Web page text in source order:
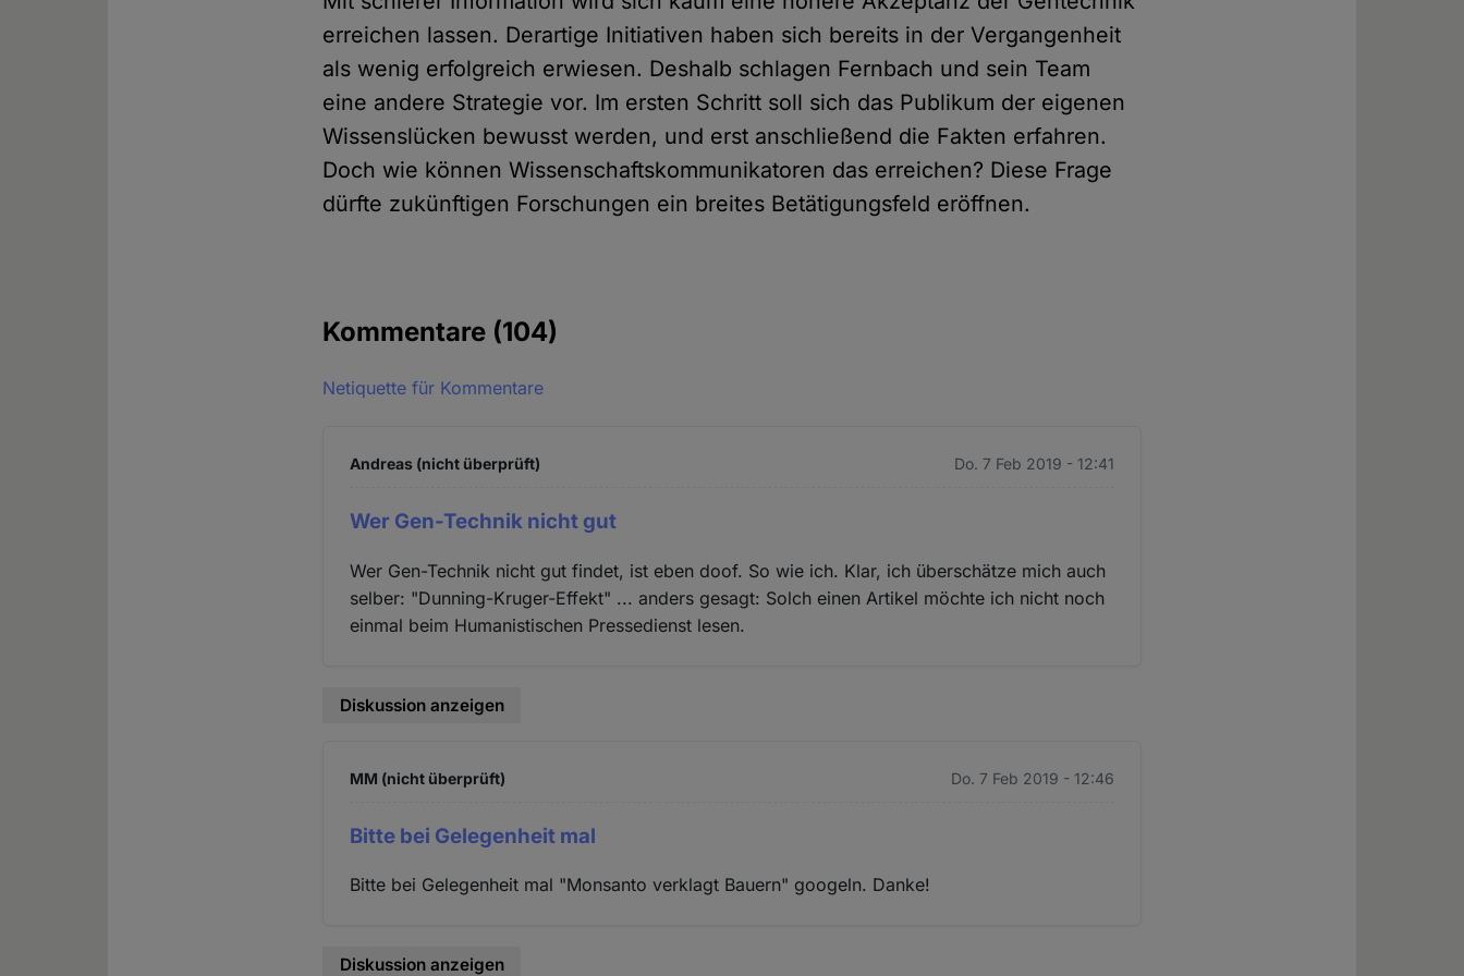
erreichen lassen. Derartige Initiativen haben sich bereits in der Vergangenheit
als wenig erfolgreich erwiesen. Deshalb schlagen Fernbach und sein Team
eine andere Strategie vor. Im ersten Schritt soll sich das Publikum der eigenen
Wissenslücken bewusst werden, und erst anschließend die Fakten erfahren.
Doch wie können Wissenschaftskommunikatoren das erreichen? Diese Frage
dürfte zukünftigen Forschungen ein breites Betätigungsfeld eröffnen.
Kommentare (104)
Netiquette für Kommentare
Andreas (nicht überprüft) Do. 7 Feb 2019 - 12:41
Wer Gen-Technik nicht gut
Wer Gen-Technik nicht gut findet, ist eben doof. So wie ich. Klar, ich überschätze mich auch
selber: "Dunning-Kruger-Effekt" ... anders gesagt: Solch einen Artikel möchte ich nicht noch
einmal beim Humanistischen Pressedienst lesen.
Diskussion anzeigen
MM (nicht überprüft) Do. 7 Feb 2019 - 12:46
Bitte bei Gelegenheit mal
Bitte bei Gelegenheit mal "Monsanto verklagt Bauern" googeln. Danke!
Diskussion anzeigen